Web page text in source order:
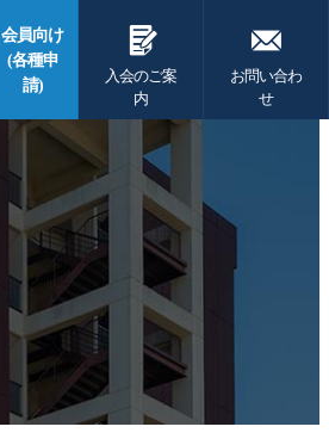
会員向け
(各種申
請)
G
入会のご案
内
F
お問い合わ
せ